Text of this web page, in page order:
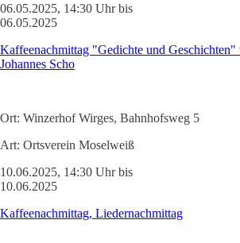
06.05.2025, 14:30 Uhr bis
06.05.2025
Kaffeenachmittag "Gedichte und
Johannes Scho
Ort: Winzerhof Wirges, Bahnhofsweg 5
Art: Ortsverein Moselweiß
10.06.2025, 14:30 Uhr bis
10.06.2025
Kaffeenachmittag, Liedernachmittag